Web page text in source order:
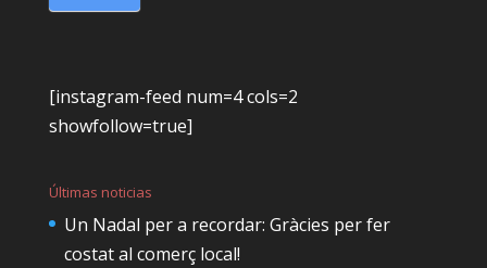
[instagram-feed num=4 cols=2
showfollow=true]
Últimas noticias
Un Nadal per a recordar: Gràcies per fer
costat al comerç local!